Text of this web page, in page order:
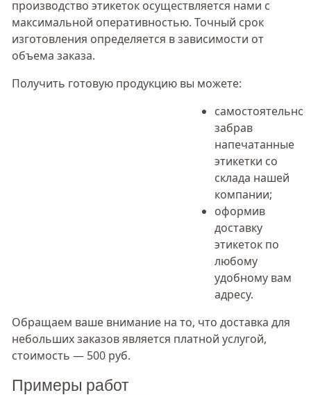
производство этикеток осуществляется нами с
максимальной оперативностью. Точный срок
изготовления определяется в зависимости от
объема заказа.
Получить готовую продукцию вы можете:
самостоятельно
забрав
напечатанные
этикетки со
склада нашей
компании;
оформив
доставку
этикеток по
любому
удобному вам
адресу.
Обращаем ваше внимание на то, что доставка для
небольших заказов является платной услугой,
стоимость — 500 руб.
Примеры работ